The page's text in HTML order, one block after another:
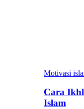
Motivasi
Cara
Islam